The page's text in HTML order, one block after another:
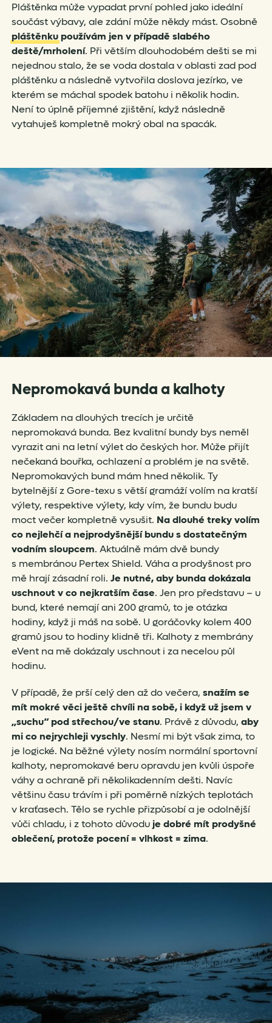
Pláštěnka může vypadat první pohled jako ideální
součást výbavy, ale zdání může někdy mást. Osobně
pláštěnkupoužívám jen v případě slabého
deště/mrholení. Při větším dlouhodobém dešti se mi
nejednou stalo, že se voda dostala v oblasti zad pod
pláštěnku a následně vytvořila doslova jezírko, ve
kterém se máchal spodek batohu i několik hodin.
Není to úplně příjemné zjištění, když následně
vytahuješ kompletně mokrý obal na spacák.
Nepromokavá bunda a kalhoty
Základem na dlouhých trecích je určitě
nepromokavá bunda. Bez kvalitní bundy bys neměl
vyrazit ani na letní výlet do českých hor. Může přijít
nečekaná bouřka, ochlazení a problém je na světě.
Nepromokavých bund mám hned několik. Ty
bytelnější z Gore-texu s větší gramáží volím na kratší
výlety, respektive výlety, kdy vím, že bundu budu
moct večer kompletně vysušit. Na dlouhé treky volím
co nejlehčí a nejprodyšnější bundu s dostatečným
vodním sloupcem. Aktuálně mám dvě bundy
s membránou Pertex Shield. Váha a prodyšnost pro
mě hrají zásadní roli. Je nutné, aby bunda dokázala
uschnout v co nejkratším čase. Jen pro představu – u
bund, které nemají ani 200 gramů, to je otázka
hodiny, když ji máš na sobě. U goráčovky kolem 400
gramů jsou to hodiny klidně tři. Kalhoty z membrány
eVent na mě dokázaly uschnout i za necelou půl
hodinu.
V případě, že prší celý den až do večera, snažím se
mít mokré věci ještě chvíli na sobě, i když už jsem v
„suchu“ pod střechou/ve stanu. Právě z důvodu, aby
mi co nejrychleji vyschly. Nesmí mi být však zima, to
je logické. Na běžné výlety nosím normální sportovní
kalhoty, nepromokavé beru opravdu jen kvůli úspoře
váhy a ochraně při několikadenním dešti. Navíc
většinu času trávím i při poměrně nízkých teplotách
v kraťasech. Tělo se rychle přizpůsobí a je odolnější
vůči chladu, i z tohoto důvoduje dobré mít prodyšné
oblečení, protože pocení = vlhkost = zima.